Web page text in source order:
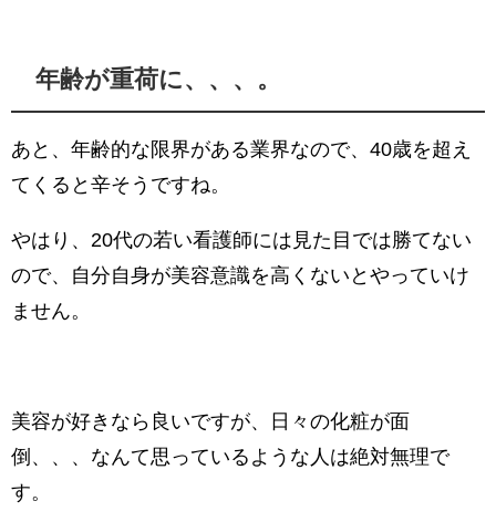
年齢が重荷に、、、。
あと、年齢的な限界がある業界なので、40歳を超え
てくると辛そうですね。
やはり、20代の若い看護師には見た目では勝てない
ので、自分自身が美容意識を高くないとやっていけ
ません。
美容が好きなら良いですが、日々の化粧が面
倒、、、なんて思っているような人は絶対無理で
す。